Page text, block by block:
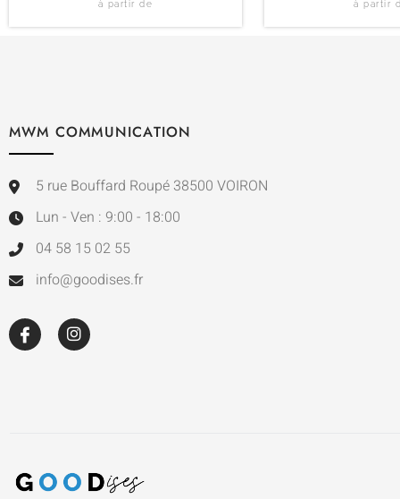
à partir de à partir
MWM COMMUNICATION
5 rue Bouffard Roupé 38500 VOIRON
Lun - Ven : 9:00 - 18:00
04 58 15 02 55
info@goodises.fr